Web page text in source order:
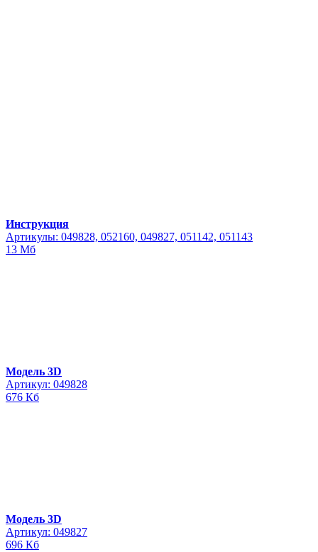
Инструкция
Артикулы: 049828, 052160, 049827, 051142, 051143
13 Мб
Модель 3D
Артикул: 049828
676 Кб
Модель 3D
Артикул: 049827
696 Кб